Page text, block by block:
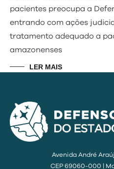
pacientes preocupa a
entrando com ações
tratamento adequado a
amazonenses
LER MAIS
Avenida André
CEP 69060-000 |